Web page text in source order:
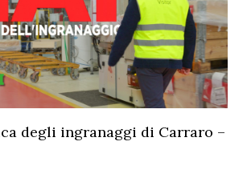
degli ingranaggi di Carraro –